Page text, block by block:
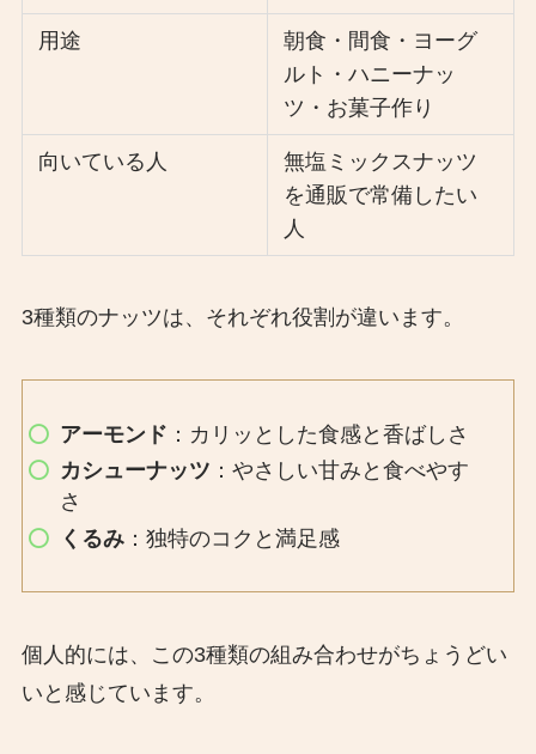
用途
朝食・間食・ヨーグ
ルト・ハニーナッ
ツ・お菓子作り
向いている人
無塩ミックスナッツ
を通販で常備したい
人
3種類のナッツは、それぞれ役割が違います。
アーモンド ：カリッとした食感と香ばしさ
カシューナッツ ：やさしい甘みと食べやす
さ
くるみ ：独特のコクと満足感
個人的には、この3種類の組み合わせがちょうどい
いと感じています。